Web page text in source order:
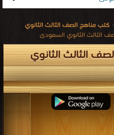
كتب مناهج الصف الثالث الثانوي
الثالث الثانوي السعودى
الثالث الثانوي